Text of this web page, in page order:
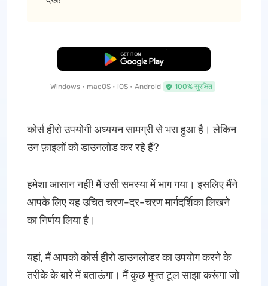
मुफ्त डाउनलोड
Windows • macOS • iOS • Android 100% सुरक्षित
कोर्स हीरो उपयोगी अध्ययन सामग्री से भरा हुआ है। लेकिन
उन फ़ाइलों को डाउनलोड कर रहे हैं?
हमेशा आसान नहीं! मैं उसी समस्या में भाग गया। इसलिए मैंने
आपके लिए यह उचित चरण-दर-चरण मार्गदर्शिका लिखने
का निर्णय लिया है।
यहां, मैं आपको कोर्स हीरो डाउनलोडर का उपयोग करने के
तरीके के बारे में बताऊंगा। मैं कुछ मुफ्त टूल साझा करूंगा जो